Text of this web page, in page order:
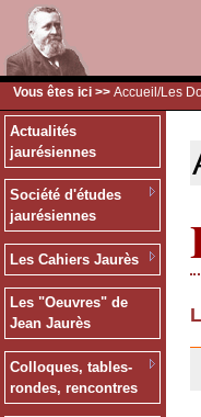
Vous êtes ici >> Accueil /Les
Actualités
jaurésiennes
Société d'études
jaurésiennes
Les Cahiers Jaurès
Les "Oeuvres" de
Jean Jaurès
Colloques, tables-
rondes, rencontres